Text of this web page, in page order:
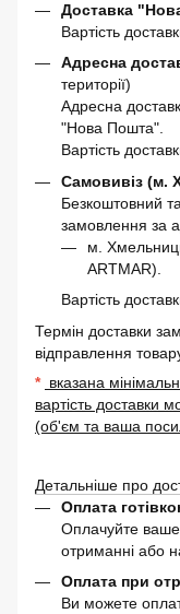
Доставка
Вартість
Адресна
території)
Адресна
"Нова Пошта".
Вартість
Самовивіз (м.
Безкоштовний
замовлення за
м.
ARTMAR).
Вартість
Термін доставки
відправлення
* вказана
вартість доставки
(об'єм та ваша
Детальніше про
Оплата
Оплачуйте ваше
отриманні або
Оплата при
Ви можете